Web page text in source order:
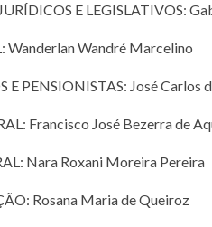
E LEGISLATIVOS:
Wandré Marcelino
PENSIONISTAS: José Carlos
Francisco José Bezerra de
Nara Roxani Moreira Pereira
Rosana Maria de Queiroz